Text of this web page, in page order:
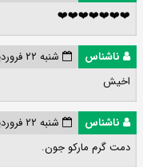
❤️❤️❤️❤️❤️❤️❤️
ناشناس
شنبه ۲۲ فروردین ۱۴۰۵ ۱۸:۰۳:۲۸
اخیش
ناشناس
شنبه ۲۲ فروردین ۱۴۰۵ ۱۸:۰۳:۳۰
دمت گرم مارکو جون.